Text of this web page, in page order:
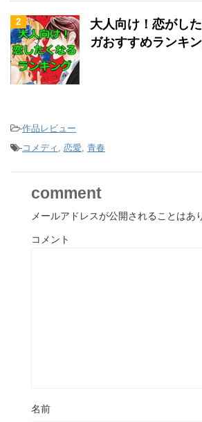
2
大人向け！恋がし
ガおすすめランキ
-作品レビュー
-コメディ 恋愛 青春
comment
メールアドレスが公開されることはあ
コメント
名前